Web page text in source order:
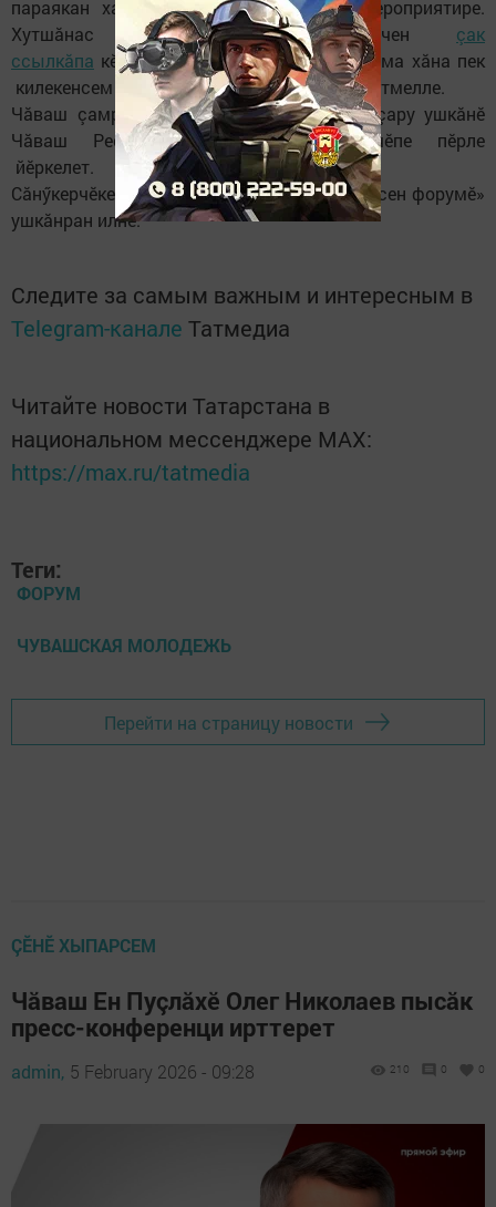
параякан хастар çамрăксене кӗтеççӗ мероприятире.
Хутшăнас тесен февралӗн 28-мӗшӗчччен çак
ссылкăпа кӗрсе анкета тултармалла. Форума хӑна пек
килекенсем те
çак ссылкăпарегистарци иртмелле.
Чăваш çамрăкӗсен форумне «Хавал» пуçару ушкăнĕ
Чӑваш Республикин вӗренӳ институчӗпе пӗрле
йӗркелет.
Сăнӳкерчӗке ВКонтактери «Чăваш çамрăкӗсен форумӗ»
ушкăнран илнӗ.
Следите за самым важным и интересным в
Telegram-канале Татмедиа
Читайте новости Татарстана в
национальном мессенджере MАХ:
https://max.ru/tatmedia
Теги:
ФОРУМ
ЧУВАШСКАЯ МОЛОДЕЖЬ
Перейти на страницу новости
ÇӖНӖ ХЫПАРСЕМ
Чăваш Ен Пуçлăхӗ Олег Николаев пысăк
пресс-конференци ирттерет
admin, 5 February 2026 - 09:28 210 0 0